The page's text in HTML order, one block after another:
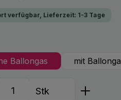
verfügbar, Lieferzeit: 1-3 Tage
Ballongas mit
Anzahl: Gib
Stk